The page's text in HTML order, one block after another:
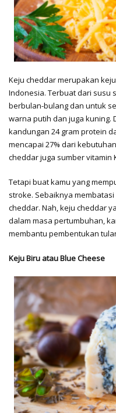
Keju cheddar merupakan
Indonesia. Terbuat dari susu
berbulan-bulang dan untuk
warna putih dan juga kuning.
kandungan 24 gram protein
mencapai 27% dari
cheddar juga sumber vitamin
Tetapi buat kamu yang
stroke. Sebaiknya
cheddar. Nah, keju cheddar
dalam masa pertumbuhan,
membantu pembentukan
Keju Biru atau Blue Cheese